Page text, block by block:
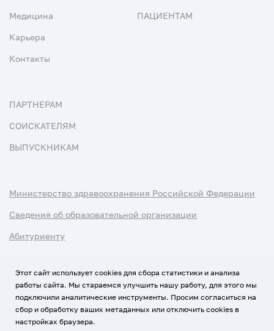
Медицина
Карьера
Контакты
ПАЦИЕНТАМ
ПАРТНЕРАМ
СОИСКАТЕЛЯМ
ВЫПУСКНИКАМ
Министерство здравоохранения Российской Федерации
Сведения об образовательной организации
Абитуриенту
Использование Cookies
Политика обработки персональных данных
Этот сайт использует cookies для сбора статистики и анализа
работы сайта. Мы стараемся улучшить нашу работу, для этого мы
подключили аналитические инструменты. Просим согласиться на
сбор и обработку ваших метаданных или отключить cookies в
настройках браузера.